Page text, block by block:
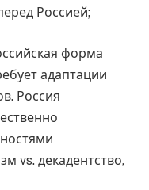
Россией;
форма
адаптации
Россия
vs. декадентство,